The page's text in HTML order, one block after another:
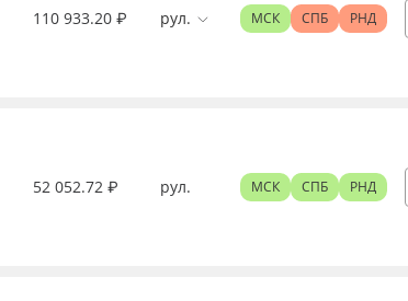
110 933.20 ₽ рул. МСК СПБ РНД
52 052.72 ₽ рул. МСК СПБ РНД